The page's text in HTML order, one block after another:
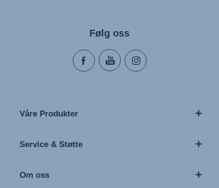
Følg oss
Våre Produkter
Service & Støtte
Om oss